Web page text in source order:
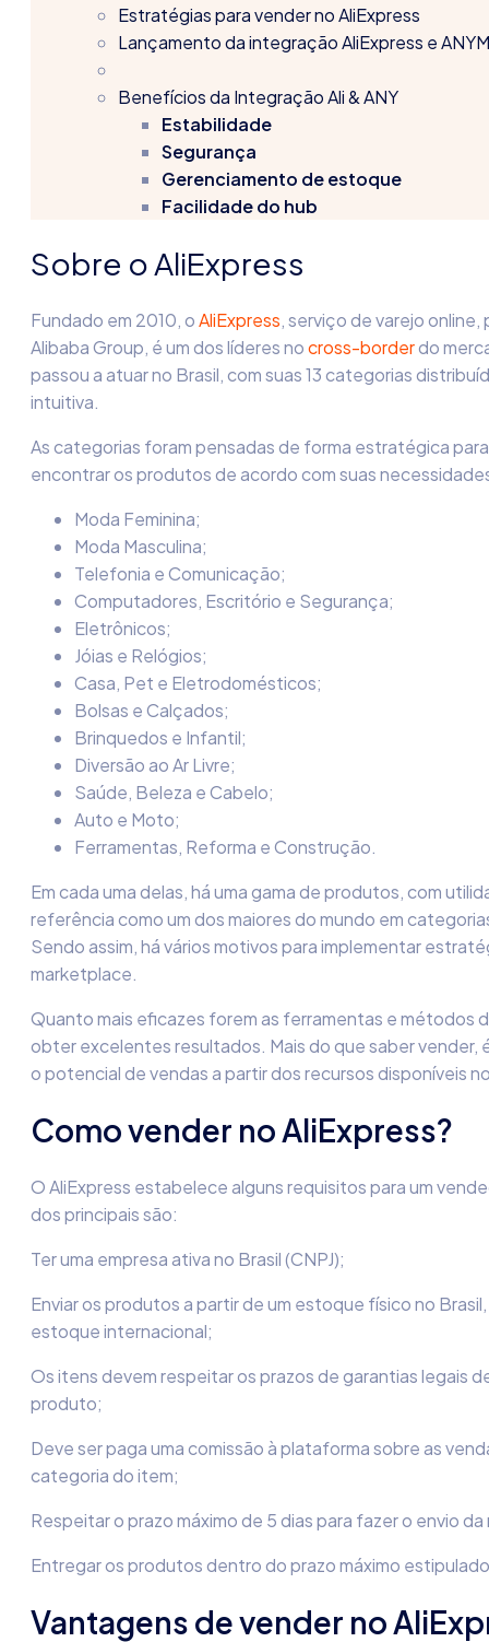
Estratégias para vender no AliExpress
Lançamento da integração AliExpress e
Benefícios da Integração Ali & ANY
Estabilidade
Segurança
Gerenciamento de estoque
Facilidade do hub
Sobre o AliExpress
Fundado em 2010, oAliExpress, serviço de varejo
Alibaba Group, é um dos líderes nocross-borderdo
passou a atuar no Brasil, com suas 13 categorias
intuitiva.
As categorias foram pensadas de forma estratégica
encontrar os produtos de acordo com suas
Moda Feminina;
Moda Masculina;
Telefonia e Comunicação;
Computadores, Escritório e Segurança;
Eletrônicos;
Jóias e Relógios;
Casa, Pet e Eletrodomésticos;
Bolsas e Calçados;
Brinquedos e Infantil;
Diversão ao Ar Livre;
Saúde, Beleza e Cabelo;
Auto e Moto;
Ferramentas, Reforma e Construção.
Em cada uma delas, há uma gama de produtos, com
referência como um dos maiores do mundo em
Sendo assim, há vários motivos para implementar
marketplace.
Quanto mais eficazes forem as ferramentas e métodos
obter excelentes resultados. Mais do que saber vender,
o potencial de vendas a partir dos recursos disponíveis
Como vender no AliExpress?
O AliExpress estabelece alguns requisitos para um
dos principais são:
Ter uma empresa ativa no Brasil (CNPJ);
Enviar os produtos a partir de um estoque físico no
estoque internacional;
Os itens devem respeitar os prazos de garantias legais
produto;
Deve ser paga uma comissão à plataforma sobre as
categoria do item;
Respeitar o prazo máximo de 5 dias para fazer o envio
Entregar os produtos dentro do prazo máximo
Vantagens de vender no